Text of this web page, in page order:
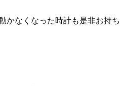
かなくなった時計も是非お持ち